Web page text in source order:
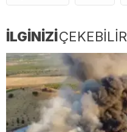
İLGİNİZİÇEKEBİLİR